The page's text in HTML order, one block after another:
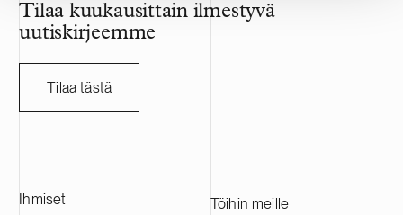
Tilaa kuukausittain ilmestyvä
uutiskirjeemme
Tilaa tästä
Ihmiset
Töihin meille